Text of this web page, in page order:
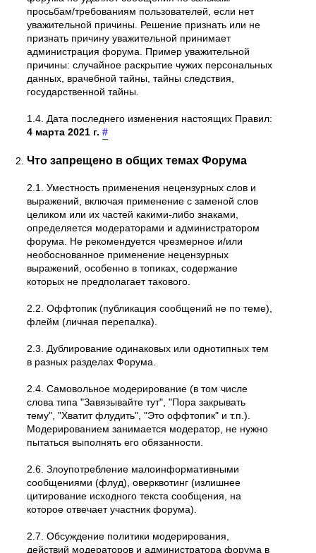
просьбам/требованиям пользователей, если нет
уважительной причины. Решение признать или не
признать причину уважительной принимает
администрация форума. Пример уважительной
причины: случайное раскрытие чужих персональных
данных, врачебной тайны, тайны следствия,
государственной тайны.
1.4. Дата последнего изменения настоящих Правил:
4 марта 2021 г. #
Что запрещено в общих темах Форума
2.1. Уместность применения нецензурных слов и
выражений, включая применение с заменой слов
целиком или их частей какими-либо знаками,
определяется модераторами и администратором
форума. Не рекомендуется чрезмерное и/или
необоснованное применение нецензурных
выражений, особенно в топиках, содержание
которых не предполагает такового.
2.2. Оффтопик (публикация сообщений не по теме),
флейм (личная перепалка).
2.3. Дублирование одинаковых или однотипных тем
в разных разделах Форума.
2.4. Самовольное модеpиpование (в том числе
слова типа "Завязывайте тут", "Пора закрывать
тему", "Хватит флудить", "Это оффтопик" и т.п.).
Модерированием занимается модератор, не нужно
пытаться выполнять его обязанности.
2.6. Злоупотребление малоинформативными
сообщениями (флуд), оверквотинг (излишнее
цитирование исходного текста сообщения, на
которое отвечает участник форума).
2.7. Обсуждение политики модерирования,
действий модеpатоpов и администратора форума в